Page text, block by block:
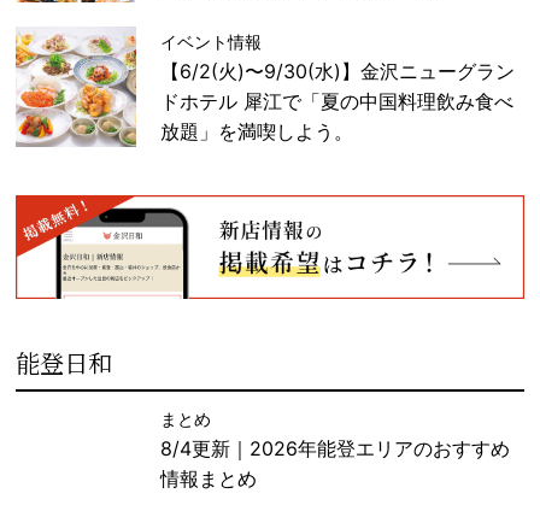
イベント情報
【6/2(火)〜9/30(水)】金沢ニューグラン
ドホテル 犀江で「夏の中国料理飲み食べ
放題」を満喫しよう。
能登日和
まとめ
8/4更新｜2026年能登エリアのおすすめ
情報まとめ